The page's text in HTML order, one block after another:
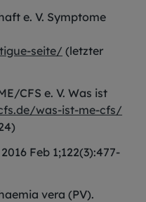
e. V. Symptome
seite/ (letzter
CFS e. V. Was ist
was-ist-me-cfs/
Feb 1;122(3):477-
vera (PV).